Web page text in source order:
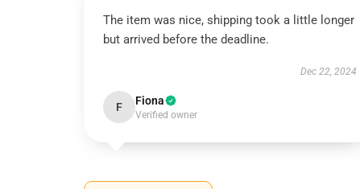
The item was nice, shipping took a little longer
but arrived before the deadline.
Dec 22, 2024
F Fiona
Verified owner